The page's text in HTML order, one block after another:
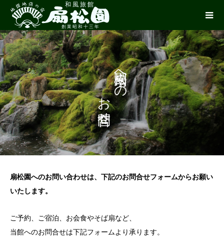
扇松園への
お問合せ
扇松園へのお問い合わせは、下記のお問合せフォームからお願い
いたします。
ご予約、ご宿泊、お会食やそば扇など、
当館へのお問合せは下記フォームより承ります。